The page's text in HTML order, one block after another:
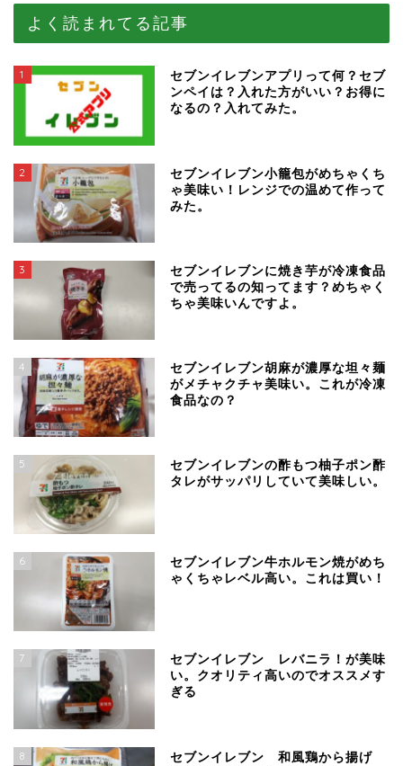
よく読まれてる記事
1
セブンイレブンアプリって何？セブ
ンペイは？入れた方がいい？お得に
なるの？入れてみた。
2
セブンイレブン小籠包がめちゃくち
ゃ美味い！レンジでの温めて作って
みた。
3
セブンイレブンに焼き芋が冷凍食品
で売ってるの知ってます？めちゃく
ちゃ美味いんですよ。
4
セブンイレブン胡麻が濃厚な坦々麺
がメチャクチャ美味い。これが冷凍
食品なの？
5
セブンイレブンの酢もつ柚子ポン酢
タレがサッパリしていて美味しい。
6
セブンイレブン牛ホルモン焼がめち
ゃくちゃレベル高い。これは買い！
7
セブンイレブン レバニラ！が美味
い。クオリティ高いのでオススメす
ぎる
8
セブンイレブン 和風鶏から揚げ